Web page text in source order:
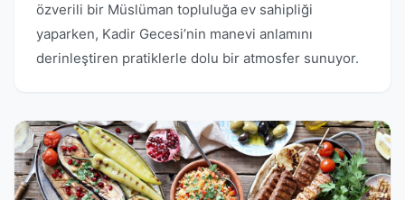
özverili bir Müslüman topluluğa ev sahipliği
yaparken, Kadir Gecesi’nin manevi anlamını
derinleştiren pratiklerle dolu bir atmosfer sunuyor.